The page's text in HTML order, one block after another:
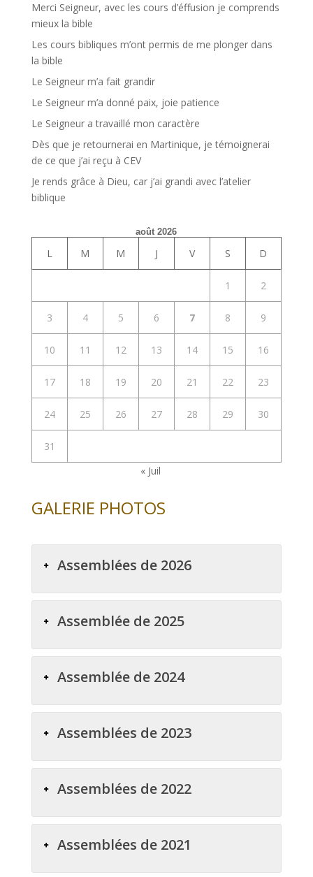
Merci Seigneur, avec les cours d’éffusion je comprends
mieux la bible
Les cours bibliques m’ont permis de me plonger dans
la bible
Le Seigneur m’a fait grandir
Le Seigneur m’a donné paix, joie patience
Le Seigneur a travaillé mon caractère
Dès que je retournerai en Martinique, je témoignerai
de ce que j’ai reçu à CEV
Je rends grâce à Dieu, car j’ai grandi avec l’atelier
biblique
août 2026
L M M J V S D
1 2
3 4 5 6 7 8 9
10 11 12 13 14 15 16
17 18 19 20 21 22 23
24 25 26 27 28 29 30
31
« Juil
GALERIE PHOTOS
Assemblées de 2026
Assemblée de 2025
Assemblée de 2024
Assemblées de 2023
Assemblées de 2022
Assemblées de 2021